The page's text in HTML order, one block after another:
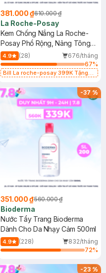
381.000 ₫610.000 ₫
La Roche-Posay
Kem Chống Nắng La Roche-
Posay Phổ Rộng, Nâng Tông
Kiềm Dầu 50ml
4.9 (28)
676/tháng
67%
Bill La roche-posay 399K Tặng
(SL có hạn)
-37%
351.000 ₫560.000 ₫
Bioderma
Nước Tẩy Trang Bioderma
Dành Cho Da Nhạy Cảm 500ml
4.9 (228)
832/tháng
72%
-23%